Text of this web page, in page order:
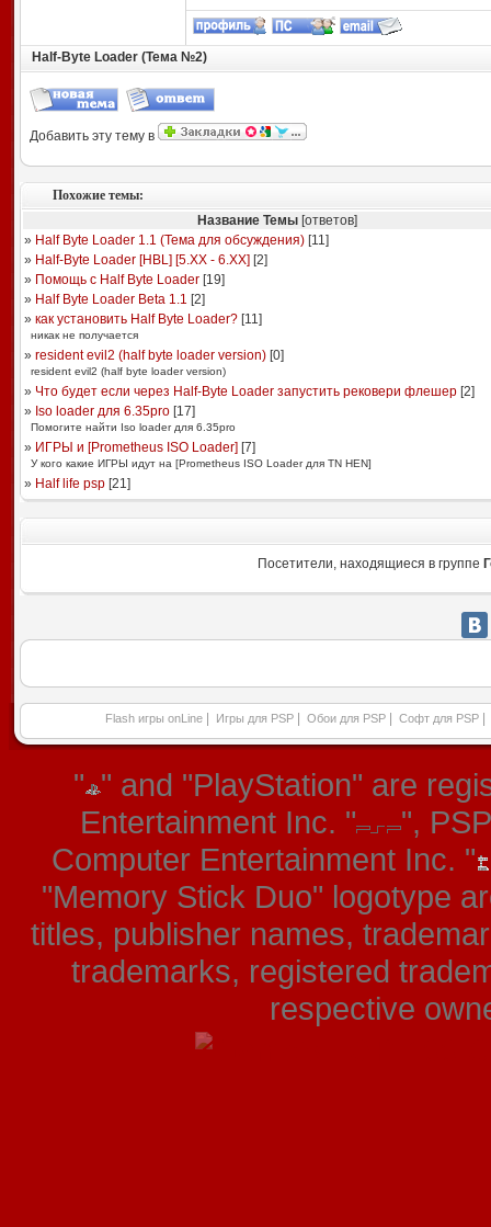
Half-Byte Loader (Тема №2)
Добавить эту тему в
Похожие темы:
Название Темы [ответов]
» Half Byte Loader 1.1 (Тема для обсуждения)[11]
» Half-Byte Loader [HBL] [5.XX - 6.XX] [2]
» Помощь с Half Byte Loader[19]
» Half Byte Loader Beta 1.1 [2]
» как установить Half Byte Loader?[11]
никак не получается
» resident evil2 (half byte loader version)[0]
resident evil2 (half byte loader version)
» Что будет если через Half-Byte Loader запустить рековери флешер[2]
» Iso loader для 6.35pro[17]
Помогите найти Iso loader для 6.35pro
» ИГРЫ и [Prometheus ISO Loader] [7]
У кого какие ИГРЫ идут на [Prometheus ISO Loader для TN HEN]
» Half life psp[21]
Посетители, находящиеся в группе
Flash игры onLine Игры для PSP Обои для PSP Софт для PSP
" " and "PlayStation" are
Entertainment Inc. "
",
Computer Entertainment Inc. "
"Memory Stick Duo" logotype
titles, publisher names,
trademarks, registered
respective